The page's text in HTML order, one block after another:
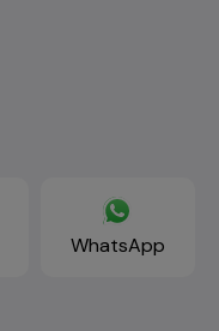
WhatsApp